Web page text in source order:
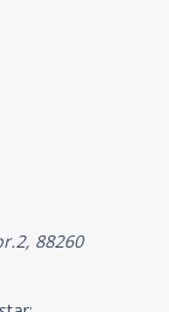
88260